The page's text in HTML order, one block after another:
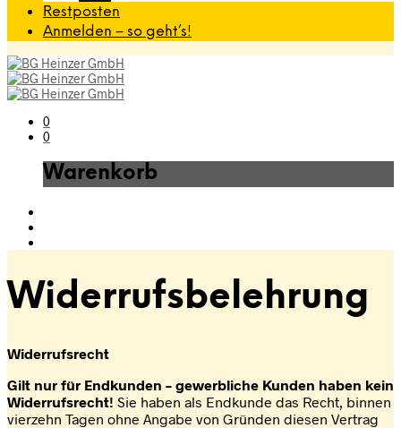
Restposten
Anmelden – so geht’s!
0
0
Warenkorb
Widerrufsbelehrung
Widerrufsrecht
Gilt nur für Endkunden – gewerbliche Kunden haben kein
Widerrufsrecht! Sie haben als Endkunde das Recht, binnen
vierzehn Tagen ohne Angabe von Gründen diesen Vertrag